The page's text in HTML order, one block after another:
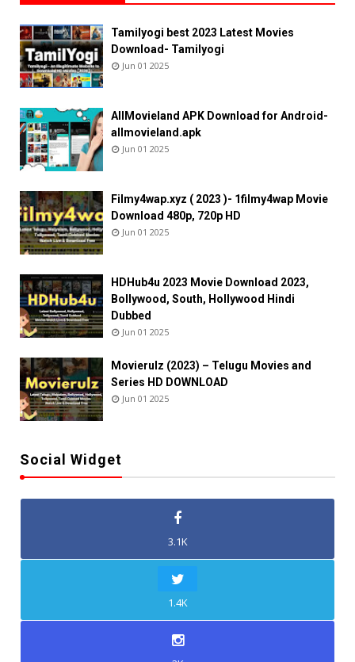
Tamilyogi best 2023 Latest Movies
Download- Tamilyogi
Jun 01 2025
AllMovieland APK Download for Android-
allmovieland.apk
Jun 01 2025
Filmy4wap.xyz ( 2023 )- 1filmy4wap Movie
Download 480p, 720p HD
Jun 01 2025
HDHub4u 2023 Movie Download 2023,
Bollywood, South, Hollywood Hindi
Dubbed
Jun 01 2025
Movierulz (2023) – Telugu Movies and
Series HD DOWNLOAD
Jun 01 2025
Social Widget
3.1K
1.4K